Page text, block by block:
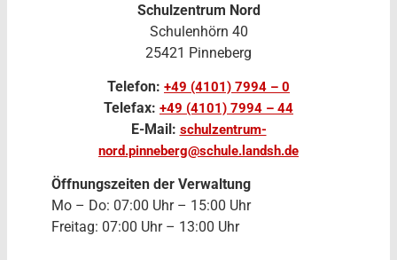
Schulzentrum Nord
Schulenhörn 40
25421 Pinneberg
Telefon: +49 (4101) 7994 – 0
Telefax: +49 (4101) 7994 – 44
E-Mail: schulzentrum-
nord.pinneberg@schule.landsh.de
Öffnungszeiten der Verwaltung
Mo – Do: 07:00 Uhr – 15:00 Uhr
Freitag: 07:00 Uhr – 13:00 Uhr